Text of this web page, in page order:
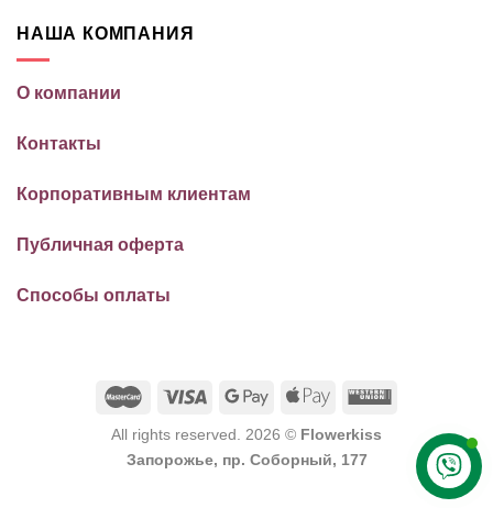
НАША КОМПАНИЯ
О компании
Контакты
Корпоративным клиентам
Публичная оферта
Способы оплаты
All rights reserved. 2026 © Flowerkiss
Запорожье, пр. Соборный, 177